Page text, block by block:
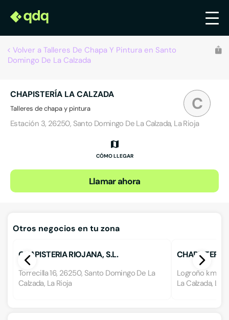
Volver a Talleres De Chapa Y Pintura en Santo
Domingo De La Calzada
C
CHAPISTERÍA LA CALZADA
Talleres de chapa y pintura
Estación 3, 26250, Santo Domingo De La Calzada, La Rioja
CÓMO LLEGAR
Llamar ahora
Otros negocios en tu zona
CHAPISTERIA RIOJANA, S.L.
Torrecilla 16, 26250, Santo Domingo De La
Calzada, La Rioja
CHAPISTERÍA
Logroño km
La Calzada, La